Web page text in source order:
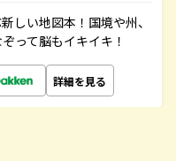
しい地図本！国境や州、
って脳もイキイキ！
詳細を見る